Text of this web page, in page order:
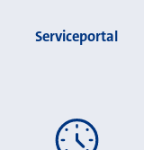
Serviceportal